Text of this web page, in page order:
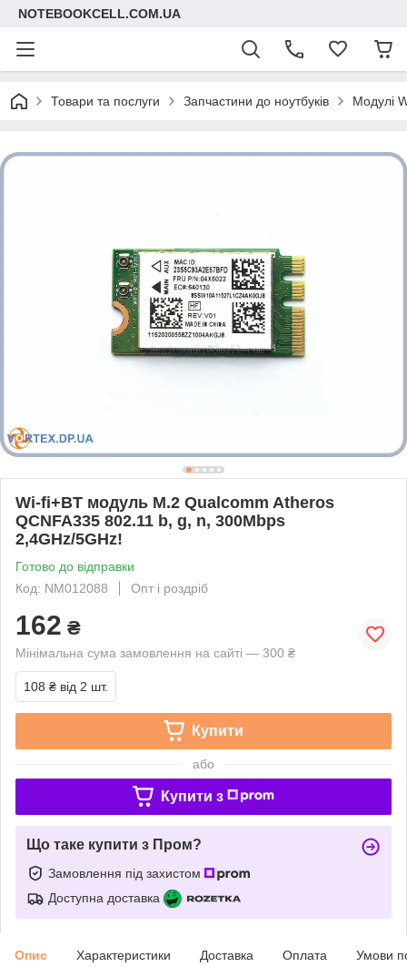
NOTEBOOKCELL.COM.UA
Товари та послуги Запчастини до ноутбуків Модулі
Wi-fi+BT модуль M.2 Qualcomm Atheros
QCNFA335 802.11 b, g, n, 300Mbps
2,4GHz/5GHz!
Готово до відправки
Код: NM012088
Опт і роздріб
162 ₴
Мінімальна сума замовлення на сайті — 300 ₴
108 ₴ від 2 шт.
Купити
або
Купити з
Що таке купити з Пром?
Замовлення під захистом
Доступна доставка
Опис Характеристики Доставка Оплата Умови